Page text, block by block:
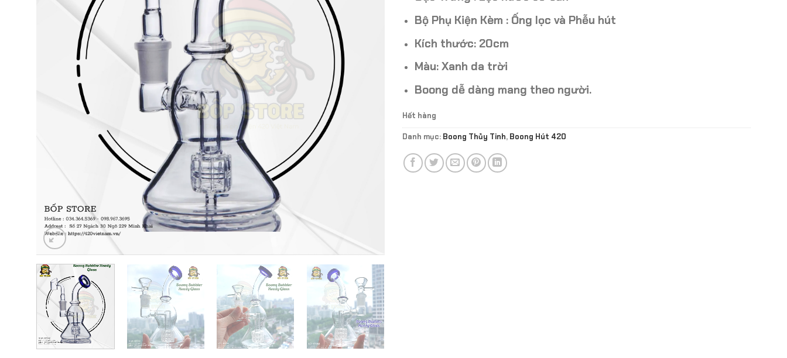
Bộ Phụ Kiện Kèm : Ống lọc và Phễu hút
Kích thước: 20cm
Màu: Xanh da trời
Boong dễ dàng mang theo người.
Hết hàng
Danh mục: Boong Thủy Tinh, Boong Hút 420